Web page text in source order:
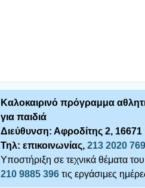
Καλοκαιρινό πρόγραμμα
για παιδιά
Διεύθυνση: Αφροδίτης 2, 16671
Τηλ: επικοινωνίας,213 2020 769
Υποστήριξη σε τεχνικά θέματα
210 9885 396 τις εργάσιμες